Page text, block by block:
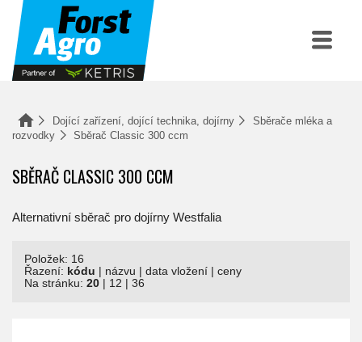
Dojící zařízení, dojící technika, dojírny
Sběrače mléka a
rozvodky
Sběrač Classic 300 ccm
SBĚRAČ CLASSIC 300 CCM
Alternativní sběrač pro dojírny Westfalia
Položek: 16
Řazení: kódu | názvu | data vložení | ceny
Na stránku: 20 | 12 | 36